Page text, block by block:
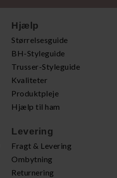
Hjælp
Størrelsesguide
BH-Styleguide
Trusser-Styleguide
Kvaliteter
Produktpleje
Hjælp til ham
Levering
Fragt & Levering
Ombytning
Returnering